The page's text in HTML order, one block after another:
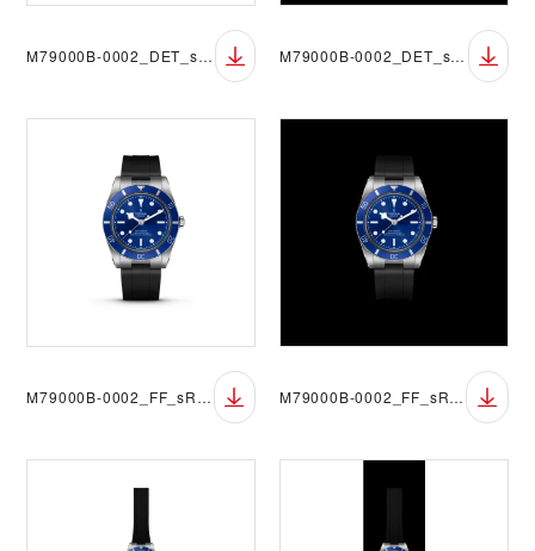
M79000B-0002_DET_sRGB_BGW M79000B-0002_DET_sRGB_BGB
M79000B-0002_FF_sRGB_BGW M79000B-0002_FF_sRGB_BGB